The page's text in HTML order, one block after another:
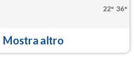
22° 36°
Mostra altro